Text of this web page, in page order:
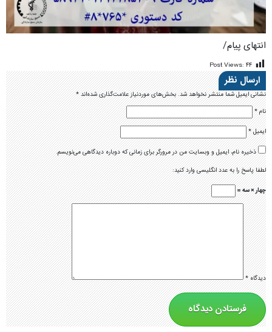
انتهای پیام/
Post Views: ۴۴
ارسال نظر
نشانی ایمیل شما منتشر نخواهد شد.بخش‌های موردنیاز علامت‌گذاری شده‌اند*
نام*
ایمیل*
ذخیره نام، ایمیل و وبسایت من در مرورگر برای زمانی که دوباره دیدگاهی می‌نویسم.
لطفا پاسخ را به عدد انگلیسی وارد کنید:
چهار × سه =
دیدگاه*